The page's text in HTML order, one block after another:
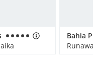
Runaway